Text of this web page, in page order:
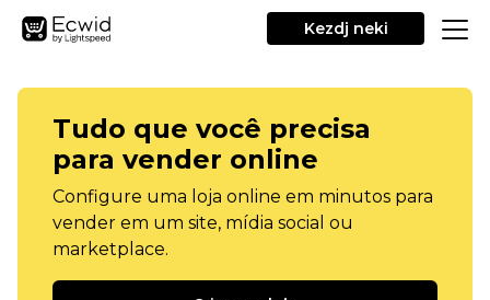
Kezdj neki
Tudo que você precisa
para vender online
Configure uma loja online em minutos para
vender em um site, mídia social ou
marketplace.